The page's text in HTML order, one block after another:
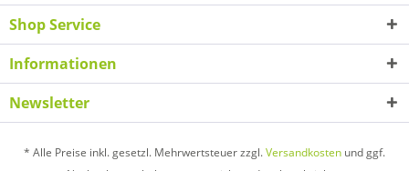
Shop Service
Informationen
Newsletter
* Alle Preise inkl. gesetzl. Mehrwertsteuer zzgl.Versandkosten und ggf.